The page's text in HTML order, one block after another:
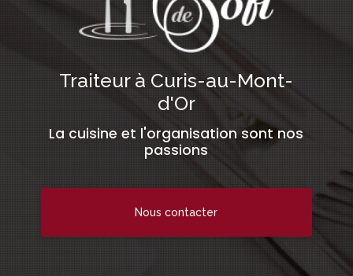
Traiteur à Curis-au-Mont-
d'Or
La cuisine et l'organisation sont nos
passions
Nous contacter